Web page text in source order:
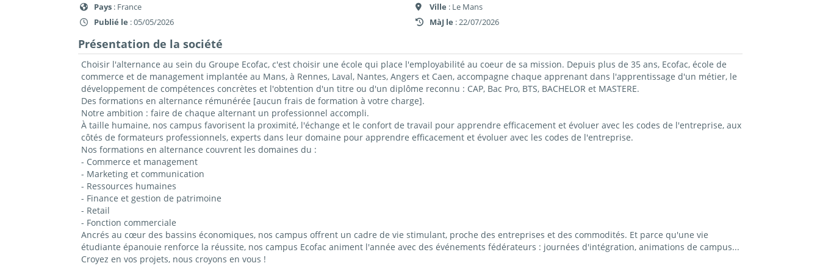
Pays : France
Publié le : 05/05/2026
Ville : Le Mans
MàJ le : 22/07/2026
Présentation de la société
Choisir l'alternance au sein du Groupe Ecofac, c'est choisir une école qui place l'employabilité au coeur de sa mission. Depuis plus de 35 ans, Ecofac, école de
commerce et de management implantée au Mans, à Rennes, Laval, Nantes, Angers et Caen, accompagne chaque apprenant dans l'apprentissage d'un métier, le
développement de compétences concrètes et l'obtention d'un titre ou d'un diplôme reconnu : CAP, Bac Pro, BTS, BACHELOR et MASTERE.
Des formations en alternance rémunérée [aucun frais de formation à votre charge].
Notre ambition : faire de chaque alternant un professionnel accompli.
À taille humaine, nos campus favorisent la proximité, l'échange et le confort de travail pour apprendre efficacement et évoluer avec les codes de l'entreprise, aux
côtés de formateurs professionnels, experts dans leur domaine pour apprendre efficacement et évoluer avec les codes de l'entreprise.
Nos formations en alternance couvrent les domaines du :
- Commerce et management
- Marketing et communication
- Ressources humaines
- Finance et gestion de patrimoine
- Retail
- Fonction commerciale
Ancrés au cœur des bassins économiques, nos campus offrent un cadre de vie stimulant, proche des entreprises et des commodités. Et parce qu'une vie
étudiante épanouie renforce la réussite, nos campus Ecofac animent l'année avec des événements fédérateurs : journées d'intégration, animations de campus...
Croyez en vos projets, nous croyons en vous !